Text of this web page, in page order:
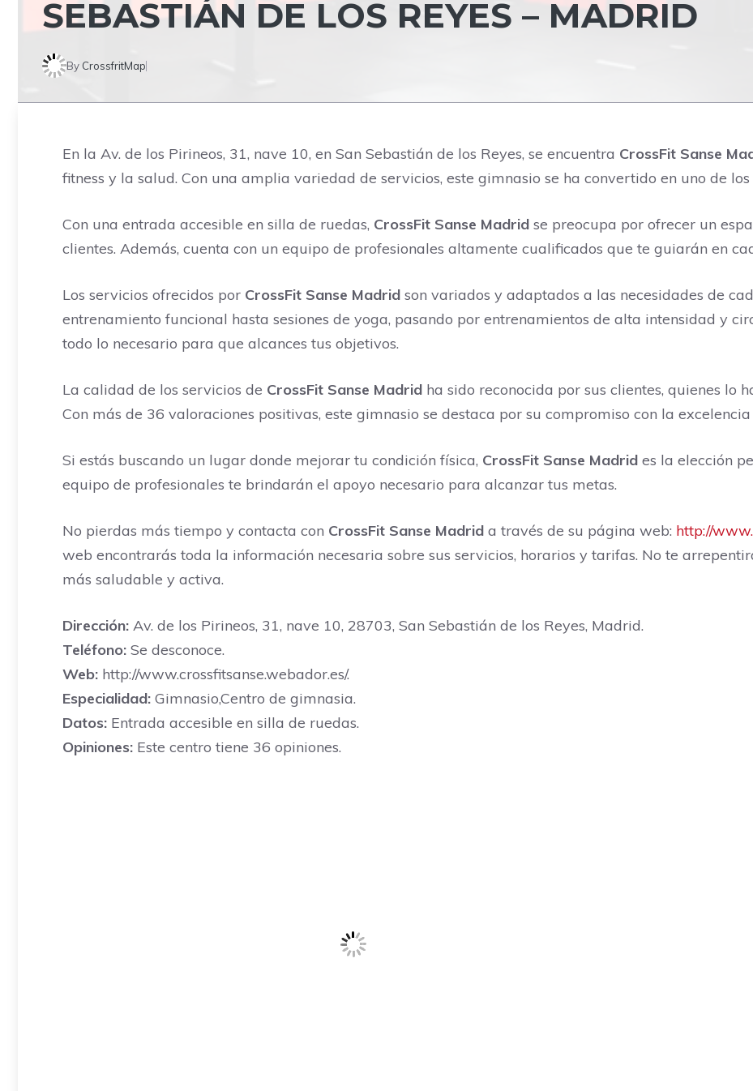
SEBASTIÁN DE LOS REYES – MADRID
By CrossfritMap
En la Av. de los Pirineos, 31, nave 10, en San Sebastián de los Reyes, se encuentra CrossFit Sanse
fitness y la salud. Con una amplia variedad de servicios, este gimnasio se ha convertido en uno de
Con una entrada accesible en silla de ruedas, CrossFit Sanse Madrid se preocupa por ofrecer un
clientes. Además, cuenta con un equipo de profesionales altamente cualificados que te guiarán en
Los servicios ofrecidos por CrossFit Sanse Madrid son variados y adaptados a las necesidades de
entrenamiento funcional hasta sesiones de yoga, pasando por entrenamientos de alta intensidad y
todo lo necesario para que alcances tus objetivos.
La calidad de los servicios de CrossFit Sanse Madrid ha sido reconocida por sus clientes, quienes lo
Con más de 36 valoraciones positivas, este gimnasio se destaca por su compromiso con la
Si estás buscando un lugar donde mejorar tu condición física, CrossFit Sanse Madrid es la elección
equipo de profesionales te brindarán el apoyo necesario para alcanzar tus metas.
No pierdas más tiempo y contacta con CrossFit Sanse Madrid a través de su página web: http://
web encontrarás toda la información necesaria sobre sus servicios, horarios y tarifas. No te
más saludable y activa.
Dirección: Av. de los Pirineos, 31, nave 10, 28703, San Sebastián de los Reyes, Madrid.
Teléfono: Se desconoce.
Web: http://www.crossfitsanse.webador.es/.
Especialidad: Gimnasio,Centro de gimnasia.
Datos: Entrada accesible en silla de ruedas.
Opiniones: Este centro tiene 36 opiniones.